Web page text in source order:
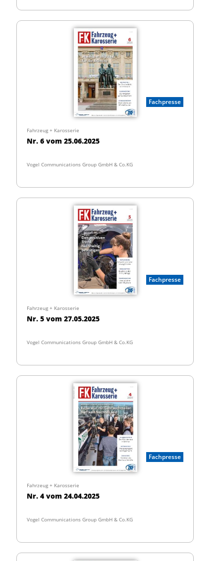
Fachpresse
Fahrzeug + Karosserie
Nr. 6 vom 25.06.2025
Vogel Communications Group GmbH & Co.KG
Fachpresse
Fahrzeug + Karosserie
Nr. 5 vom 27.05.2025
Vogel Communications Group GmbH & Co.KG
Fachpresse
Fahrzeug + Karosserie
Nr. 4 vom 24.04.2025
Vogel Communications Group GmbH & Co.KG